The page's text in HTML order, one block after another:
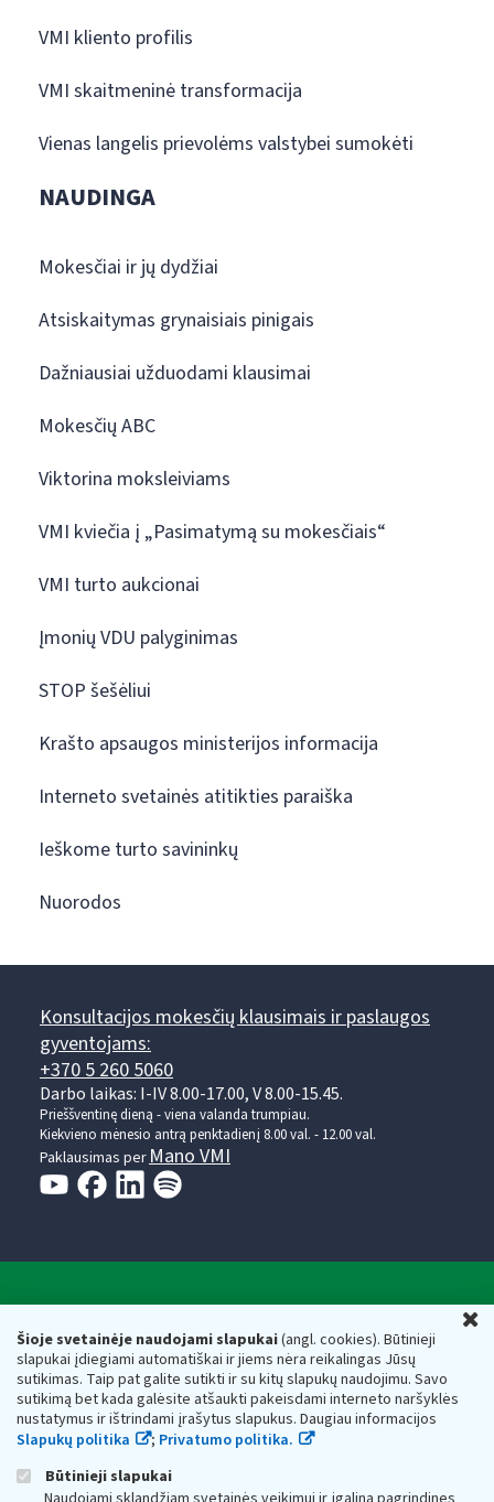
Šioje svetainėje naudojami slapukai(angl. cookies). Būtinieji
slapukai įdiegiami automatiškai ir jiems nėra reikalingas Jūsų
sutikimas. Taip pat galite sutikti ir su kitų slapukų naudojimu. Savo
sutikimą bet kada galėsite atšaukti pakeisdami interneto naršyklės
nustatymus ir ištrindami įrašytus slapukus. Daugiau informacijos
Slapukų politika
; Privatumo politika.
Būtinieji slapukai
VMI kliento profilis
VMI skaitmeninė transformacija
Vienas langelis prievolėms valstybei sumokėti
NAUDINGA
Mokesčiai ir jų dydžiai
Atsiskaitymas grynaisiais pinigais
Dažniausiai užduodami klausimai
Mokesčių ABC
Viktorina moksleiviams
VMI kviečia į „Pasimatymą su mokesčiais“
VMI turto aukcionai
Įmonių VDU palyginimas
STOP šešėliui
Krašto apsaugos ministerijos informacija
Interneto svetainės atitikties paraiška
Ieškome turto savininkų
Nuorodos
Konsultacijos mokesčių klausimais ir paslaugos
gyventojams:
+370 5 260 5060
Darbo laikas: I-IV 8.00-17.00, V 8.00-15.45.
Prieššventinę dieną - viena valanda trumpiau.
Kiekvieno mėnesio antrą penktadienį 8.00 val. - 12.00 val.
Paklausimas per Mano VMI
Respublikos finansų ministerijos
Biudžetinė įstaiga. Juridinio asmens kodas — 188659752,
adresas: Vasario 16-osios g. 14, 01107 Vilnius, Lietuva, el.paštas:
vmi@vmi.lt, E. pristatymo dėžutės adresas 188659752
Duomenys apie Valstybinę mokesčių inspekciją prie Lietuvos
Respublikos finansų ministerijos kaupiami ir saugomi Juridinių